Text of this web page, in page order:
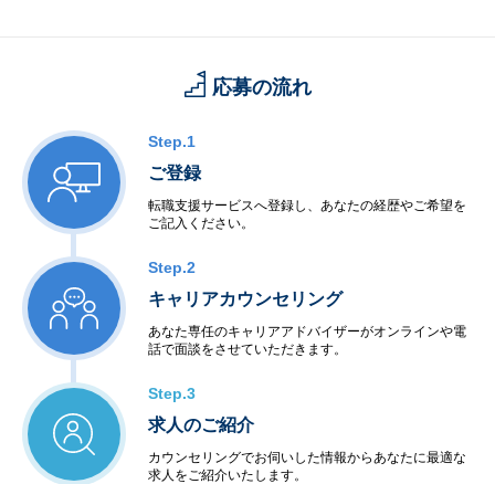
応募の流れ
Step.1
ご登録
転職支援サービスへ登録し、あなたの経歴やご希望を
ご記入ください。
Step.2
キャリアカウンセリング
あなた専任のキャリアアドバイザーがオンラインや電
話で面談をさせていただきます。
Step.3
求人のご紹介
カウンセリングでお伺いした情報からあなたに最適な
求人をご紹介いたします。